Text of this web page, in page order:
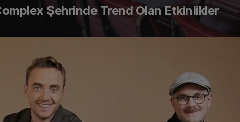
Şehrinde Trend Olan Etkinlikler